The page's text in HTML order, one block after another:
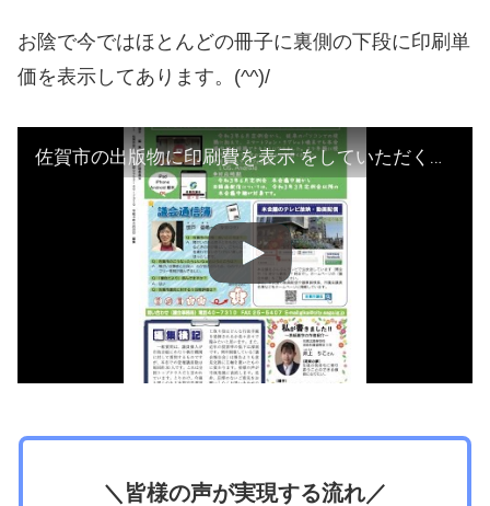
お陰で今ではほとんどの冊子に裏側の下段に印刷単
価を表示してあります。(^^)/
佐賀市の出版物に印刷費を表示 をしていただくよう提案しました。
＼皆様の声が実現する流れ／